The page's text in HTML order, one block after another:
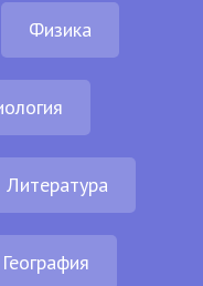
Физика
Литература
География